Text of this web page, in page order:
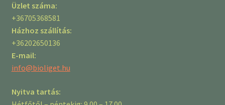
Üzlet száma:
+36705368581
Házhoz szállítás:
+36202650136
E-mail:
info@bioliget.hu
Nyitva tartás: